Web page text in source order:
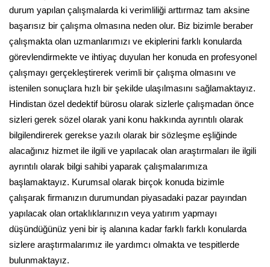
durum yapılan çalışmalarda ki verimliliği arttırmaz tam aksine
başarısız bir çalışma olmasına neden olur. Biz bizimle beraber
çalışmakta olan uzmanlarımızı ve ekiplerini farklı konularda
görevlendirmekte ve ihtiyaç duyulan her konuda en profesyonel
çalışmayı gerçekleştirerek verimli bir çalışma olmasını ve
istenilen sonuçlara hızlı bir şekilde ulaşılmasını sağlamaktayız.
Hindistan özel dedektif bürosu olarak sizlerle çalışmadan önce
sizleri gerek sözel olarak yani konu hakkında ayrıntılı olarak
bilgilendirerek gerekse yazılı olarak bir sözleşme eşliğinde
alacağınız hizmet ile ilgili ve yapılacak olan araştırmaları ile ilgili
ayrıntılı olarak bilgi sahibi yaparak çalışmalarımıza
başlamaktayız. Kurumsal olarak birçok konuda bizimle
çalışarak firmanızın durumundan piyasadaki pazar payından
yapılacak olan ortaklıklarınızın veya yatırım yapmayı
düşündüğünüz yeni bir iş alanına kadar farklı farklı konularda
sizlere araştırmalarımız ile yardımcı olmakta ve tespitlerde
bulunmaktayız.